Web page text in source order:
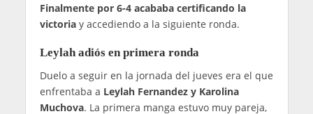
Finalmente por 6-4 acababa certificando la
victoriay accediendo a la siguiente ronda.
Leylah adiós en primera ronda
Duelo a seguir en la jornada del jueves era el que
enfrentaba a Leylah Fernandez y Karolina
Muchova. La primera manga estuvo muy pareja,